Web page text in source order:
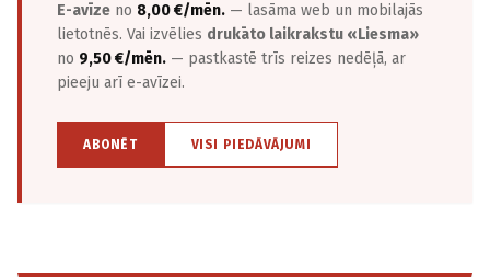
E-avīze no 8,00 €/mēn. — lasāma web un mobilajās
lietotnēs. Vai izvēlies drukāto laikrakstu «Liesma»
no 9,50 €/mēn. — pastkastē trīs reizes nedēļā, ar
pieeju arī e-avīzei.
ABONĒT VISI PIEDĀVĀJUMI